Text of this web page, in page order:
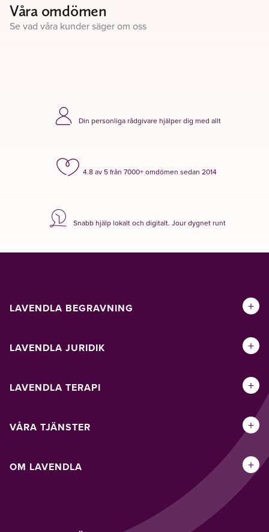
Våra omdömen
Se vad våra kunder säger om oss
Din personliga rådgivare hjälper dig med allt
4.8 av 5 från 7000+ omdömen sedan 2014
Snabb hjälp lokalt och digitalt. Jour dygnet runt
LAVENDLA BEGRAVNING +
LAVENDLA JURIDIK +
LAVENDLA TERAPI +
VÅRA TJÄNSTER +
OM LAVENDLA +